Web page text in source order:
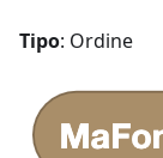
Tipo: Ordine